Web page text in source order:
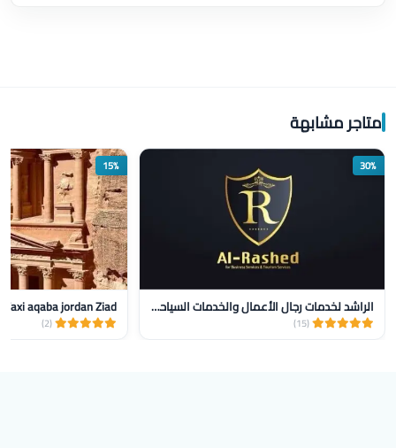
متاجر مشابهة
30%
الراشد لخدمات رجال الأعمال والخدمات السياحيه
(15)
15%
Taxi aqaba jordan Ziad‏
(2)